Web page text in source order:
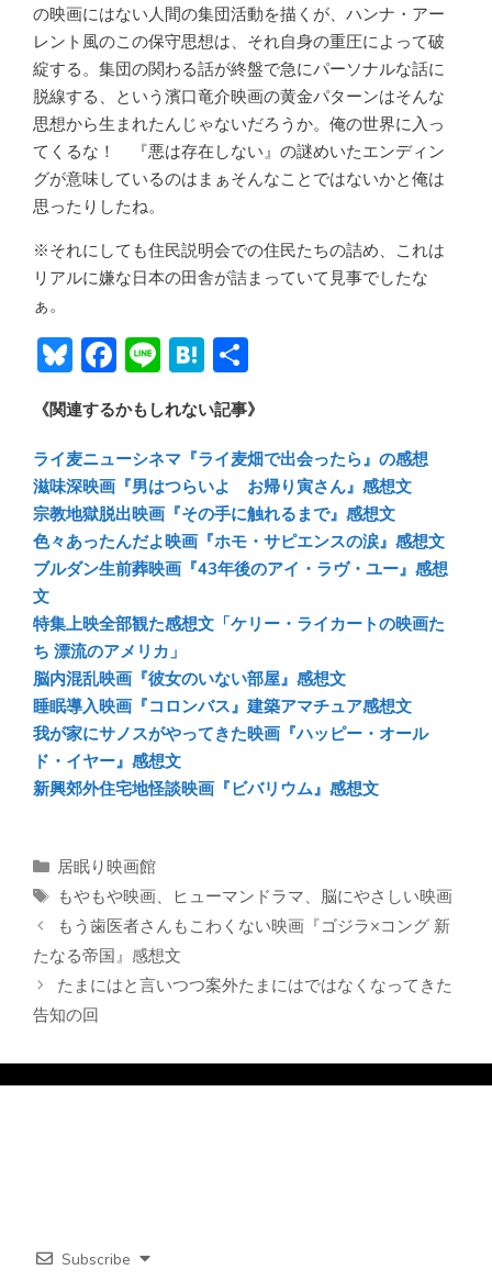
の映画にはない人間の集団活動を描くが、ハンナ・アー
レント風のこの保守思想は、それ自身の重圧によって破
綻する。集団の関わる話が終盤で急にパーソナルな話に
脱線する、という濱口竜介映画の黄金パターンはそんな
思想から生まれたんじゃないだろうか。俺の世界に入っ
てくるな！ 『悪は存在しない』の謎めいたエンディン
グが意味しているのはまぁそんなことではないかと俺は
思ったりしたね。
※それにしても住民説明会での住民たちの詰め、これは
リアルに嫌な日本の田舎が詰まっていて見事でしたな
ぁ。
Bl
u
e
sk
y
F
ac
e
b
o
ok
Li
n
e
H
at
e
n
a
有
《関連するかもしれない記事》
ライ麦ニューシネマ『ライ麦畑で出会ったら』の感想
滋味深映画『男はつらいよ お帰り寅さん』感想文
宗教地獄脱出映画『その手に触れるまで』感想文
色々あったんだよ映画『ホモ・サピエンスの涙』感想文
ブルダン生前葬映画『43年後のアイ・ラヴ・ユー』感想
文
特集上映全部観た感想文「ケリー・ライカートの映画た
ち 漂流のアメリカ」
脳内混乱映画『彼女のいない部屋』感想文
睡眠導入映画『コロンバス』建築アマチュア感想文
我が家にサノスがやってきた映画『ハッピー・オール
ド・イヤー』感想文
新興郊外住宅地怪談映画『ビバリウム』感想文
カ
テ
ゴ
リ
ー
居眠り映画館
タ
グ
もやもや映画、 ヒューマンドラマ、 脳にやさしい映画
もう歯医者さんもこわくない映画『ゴジラ×コング 新
たなる帝国』感想文
たまにはと言いつつ案外たまにはではなくなってきた
告知の回
Subscribe